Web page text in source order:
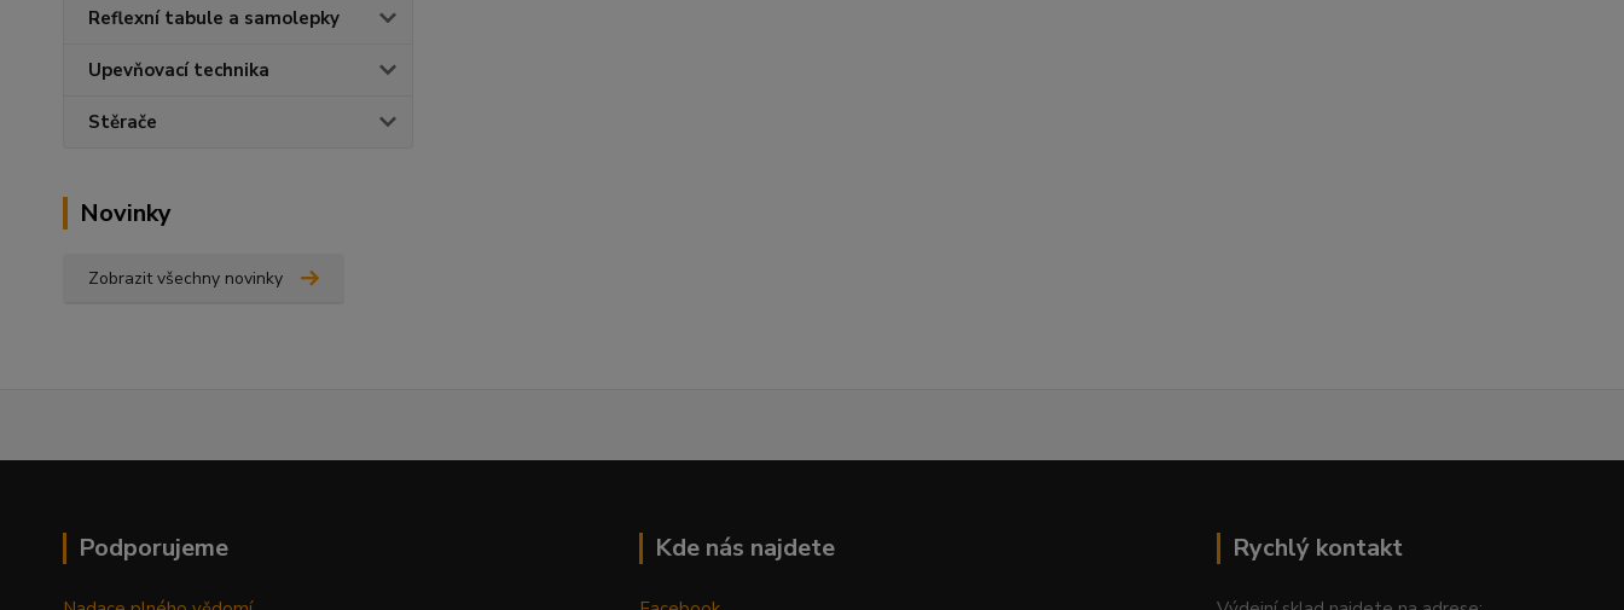
Reflexní tabule a samolepky
Upevňovací technika
Stěrače
Novinky
Zobrazit všechny novinky
Podporujeme Kde nás najdete Rychlý kontakt